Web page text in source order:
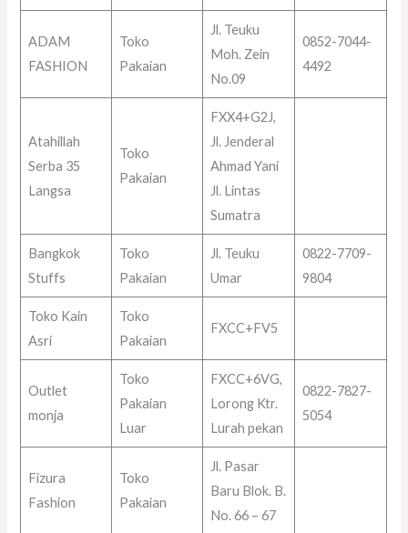
ADAM
FASHION
Toko
Pakaian
Jl. Teuku
Moh. Zein
No.09
0852-7044-
4492
Atahillah
Serba 35
Langsa
Toko
Pakaian
FXX4+G2J,
Jl. Jenderal
Ahmad Yani
Jl. Lintas
Sumatra
Bangkok
Stuffs
Toko
Pakaian
Jl. Teuku
Umar
0822-7709-
9804
Toko Kain
Asri
Toko
Pakaian
FXCC+FV5
Outlet
monja
Toko
Pakaian
Luar
FXCC+6VG,
Lorong Ktr.
Lurah pekan
0822-7827-
5054
Fizura
Fashion
Toko
Pakaian
Jl. Pasar
Baru Blok. B.
No. 66 – 67